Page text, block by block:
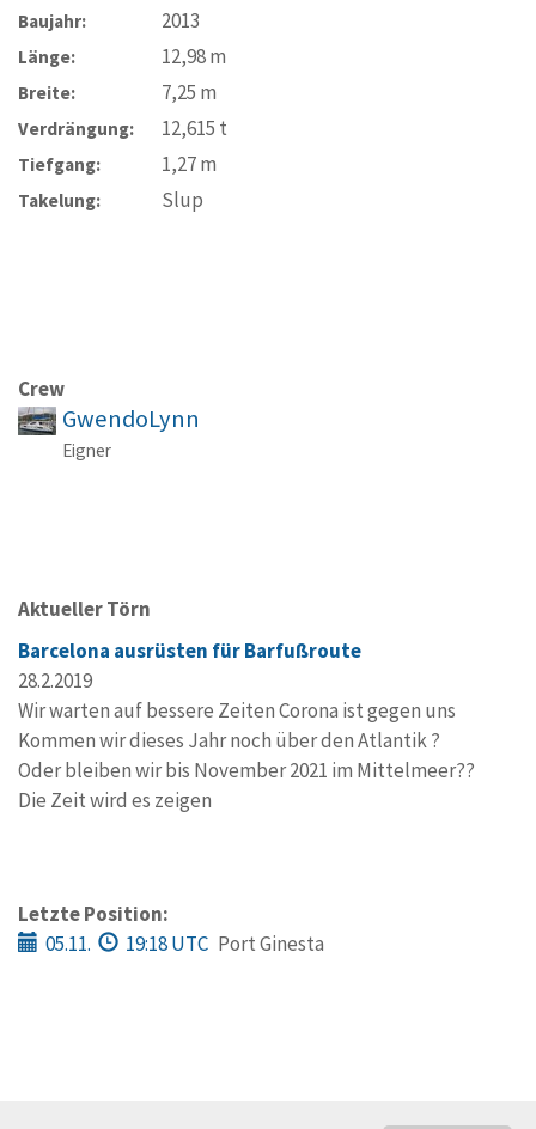
Baujahr: 2013
Länge: 12,98m
Breite: 7,25 m
Verdrängung: 12,615 t
Tiefgang: 1,27m
Takelung: Slup
Crew
GwendoLynn
Eigner
Aktueller Törn
Barcelona ausrüsten für Barfußroute
28.2.2019
Wir warten auf bessere Zeiten Corona ist gegen uns
Kommen wir dieses Jahr noch über den Atlantik ?
Oder bleiben wir bis November 2021 im Mittelmeer??
Die Zeit wird es zeigen
Letzte Position:
05.11.
19:18 UTC Port Ginesta